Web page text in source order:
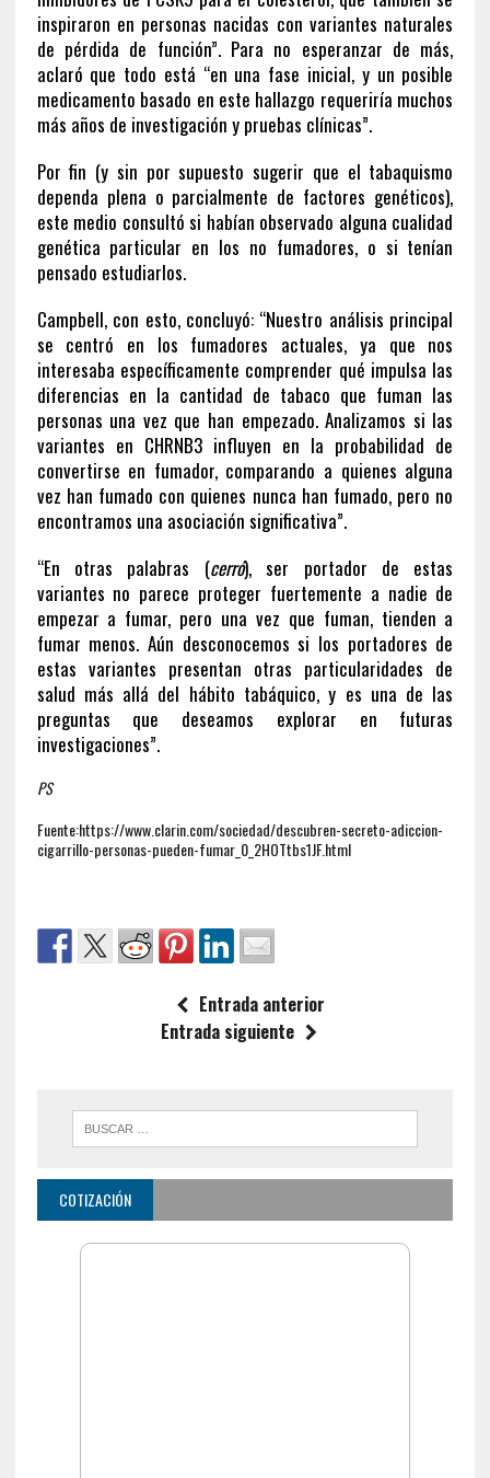
inspiraron en personas nacidas con variantes naturales
de pérdida de función”. Para no esperanzar de más,
aclaró que todo está “en una fase inicial, y un posible
medicamento basado en este hallazgo requeriría muchos
más años de investigación y pruebas clínicas”.
Por fin (y sin por supuesto sugerir que el tabaquismo
dependa plena o parcialmente de factores genéticos),
este medio consultó si habían observado alguna cualidad
genética particular en los no fumadores, o si tenían
pensado estudiarlos.
Campbell, con esto, concluyó: “Nuestro análisis principal
se centró en los fumadores actuales, ya que nos
interesaba específicamente comprender qué impulsa las
diferencias en la cantidad de tabaco que fuman las
personas una vez que han empezado. Analizamos si las
variantes en CHRNB3 influyen en la probabilidad de
convertirse en fumador, comparando a quienes alguna
vez han fumado con quienes nunca han fumado, pero no
encontramos una asociación significativa”.
“En otras palabras (cerró), ser portador de estas
variantes no parece proteger fuertemente a nadie de
empezar a fumar, pero una vez que fuman, tienden a
fumar menos. Aún desconocemos si los portadores de
estas variantes presentan otras particularidades de
salud más allá del hábito tabáquico, y es una de las
preguntas que deseamos explorar en futuras
investigaciones”.
PS
Fuente:https://www.clarin.com/sociedad/descubren-secreto-adiccion-
cigarrillo-personas-pueden-fumar_0_2HOTtbs1JF.html
Entrada anterior
Entrada siguiente
COTIZACIÓN